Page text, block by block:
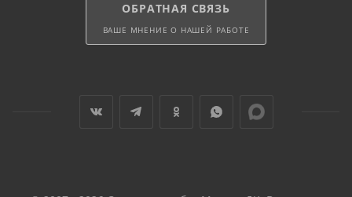
ОБРАТНАЯ СВЯЗЬ
ВАШЕ МНЕНИЕ О НАШЕЙ РАБОТЕ